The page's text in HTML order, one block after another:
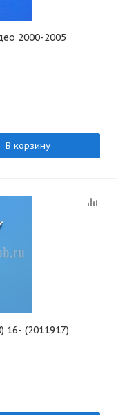
2000-2005
В корзину
16- (2011917)